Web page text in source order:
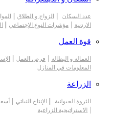
عدد السكان | الزواج و الطلاق |
الاردنية | مؤشرات النوع الإجتماعي |
قوة العمل
العمالة و البطالة | فرص العمل |
المعلومات في المنازل
الزراعة
الثروة الحيوانية | الإنتاج النباتي |
| الاستراتيجية الزراعية